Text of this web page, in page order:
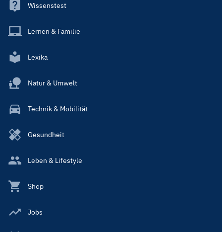
Wissenstest
Lernen & Familie
Lexika
Natur & Umwelt
Technik & Mobilität
Gesundheit
Leben & Lifestyle
Shop
Jobs